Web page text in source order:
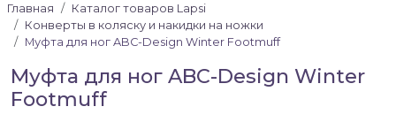
Главная
Каталог товаров Lapsi
Конверты в коляску и накидки на ножки
Муфта для ног ABC-Design Winter Footmuff
Муфта для ног ABC-Design Winter
Footmuff